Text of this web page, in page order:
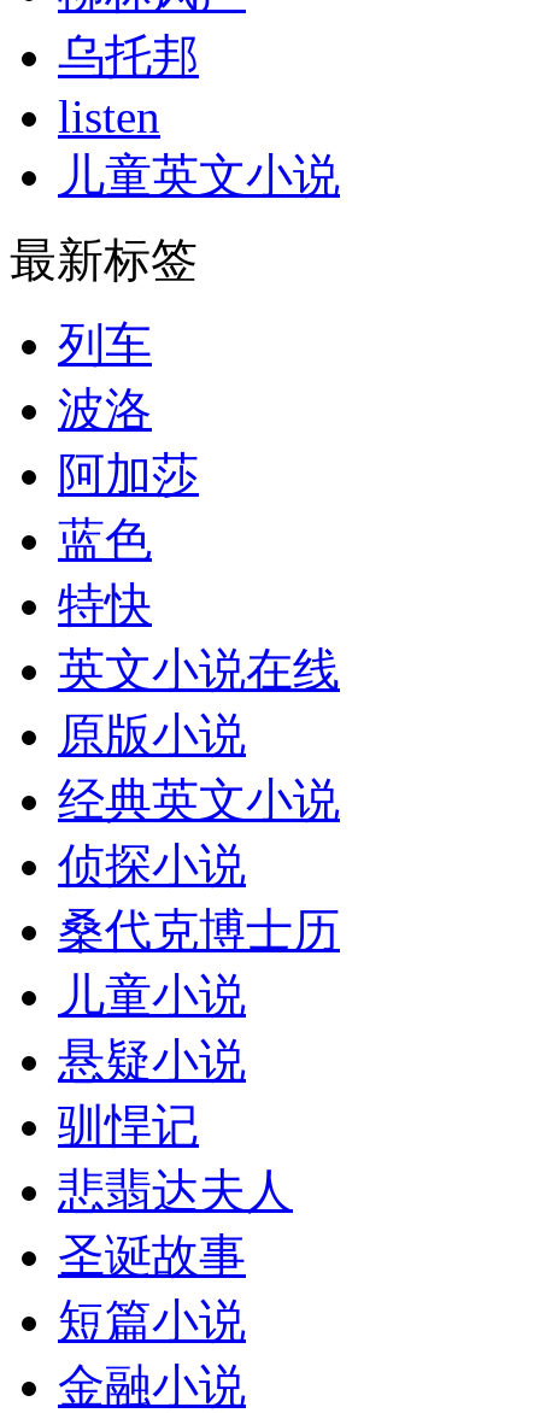
乌托邦
listen
儿童英文小说
最新标签
列车
波洛
阿加莎
蓝色
特快
英文小说在线
原版小说
经典英文小说
侦探小说
桑代克博士历
儿童小说
悬疑小说
驯悍记
悲翡达夫人
圣诞故事
短篇小说
金融小说